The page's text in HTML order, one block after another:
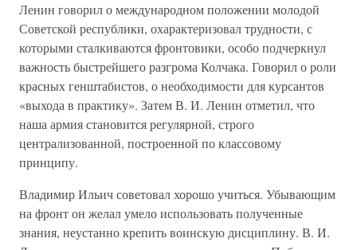
Ленин говорил о международном положении молодой
Советской республики, охарактеризовал трудности, с
которыми сталкиваются фронтовики, особо подчеркнул
важность быстрейшего разгрома Колчака. Говорил о роли
красных генштабистов, о необходимости для курсантов
«выхода в практику». Затем В. И. Ленин отметил, что
наша армия становится регулярной, строго
централизованной, построенной по классовому
принципу.
Владимир Ильич советовал хорошо учиться. Убывающим
на фронт он желал умело использовать полученные
знания, неустанно крепить воинскую дисциплину. В. И.